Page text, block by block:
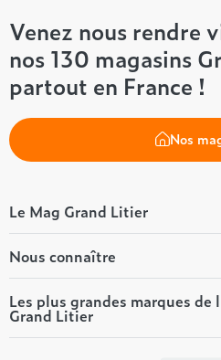
Venez nous rendre
nos 130 magasins
partout en France !
Nos
Le Mag Grand Litier
Bien-être
Conseils literie
Tous les articles du Mag
Tous nos guides
Nous connaître
Qui sommes-nous ?
Nos valeurs
Nos engagements
Les plus grandes marques
Grand Litier